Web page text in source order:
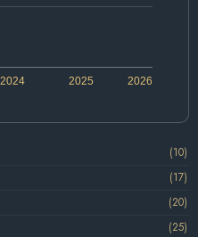
2024 2026
2025
(10)
(17)
(20)
(25)